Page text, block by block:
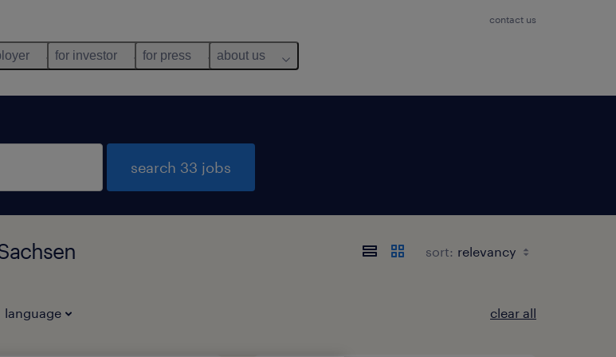
contact us
for investor for press about us
search 33 jobs
sort:
language clear all